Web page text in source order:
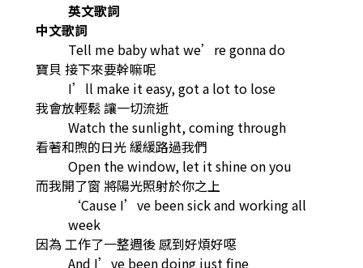
英文歌詞
中文歌詞
Tell me baby what we’re gonna do
寶貝 接下來要幹嘛呢
I’ll make it easy, got a lot to lose
我會放輕鬆 讓一切流逝
Watch the sunlight, coming through
看著和煦的日光 緩緩路過我們
Open the window, let it shine on you
而我開了窗 將陽光照射於你之上
‘Cause I’ve been sick and working all
week
因為 工作了一整週後 感到好煩好噁
And I’ve been doing just fine